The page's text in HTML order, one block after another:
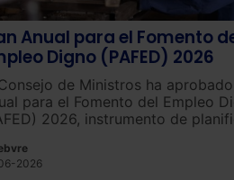
Anual para el Fomento
Digno (PAFED) 2026
de Ministros ha
para el Fomento del Empleo
2026, instrumento de
por el Sistema Nacional
2026